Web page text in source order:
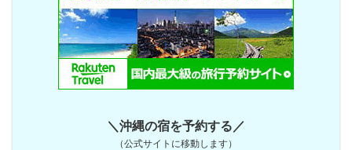
＼沖縄の宿を予約する／
（公式サイトに移動します）